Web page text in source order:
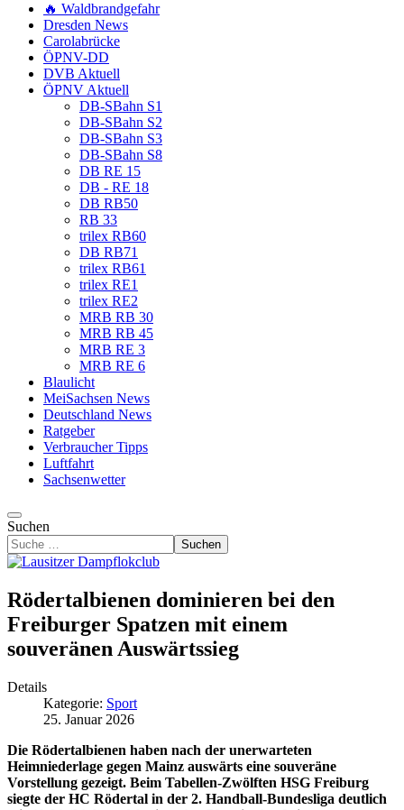
🔥 Waldbrandgefahr
Dresden News
Carolabrücke
ÖPNV-DD
DVB Aktuell
ÖPNV Aktuell
DB-SBahn S1
DB-SBahn S2
DB-SBahn S3
DB-SBahn S8
DB RE 15
DB - RE 18
DB RB50
RB 33
trilex RB60
DB RB71
trilex RB61
trilex RE1
trilex RE2
MRB RB 30
MRB RB 45
MRB RE 3
MRB RE 6
Blaulicht
MeiSachsen News
Deutschland News
Ratgeber
Verbraucher Tipps
Luftfahrt
Sachsenwetter
Suchen
Suchen
Rödertalbienen dominieren bei den
Freiburger Spatzen mit einem
souveränen Auswärtssieg
Details
Kategorie: Sport
25. Januar 2026
Die Rödertalbienen haben nach der unerwarteten
Heimniederlage gegen Mainz auswärts eine souveräne
Vorstellung gezeigt. Beim Tabellen-Zwölften HSG Freiburg
siegte der HC Rödertal in der 2. Handball-Bundesliga deutlich